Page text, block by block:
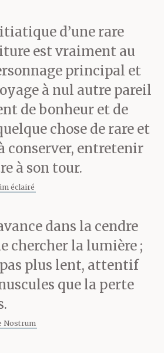
s’agitent
toi. Au village,
est mobile, il
et
pieds, on le
de
escaliers,
draps et de la
il crie, il
d’une rare
est vraiment au
principal et
à nul autre pareil
de bonheur et de
chose de rare et
conserver, entretenir
à son tour.
éclairé
dans la cendre
chercher la lumière ;
plus lent, attentif
que la perte
Nostrum